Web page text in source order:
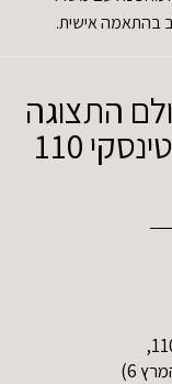
בהתאמה אישית.
התצוגה
החדש שלנו ברחוב ז'בוטינסקי 110
6)